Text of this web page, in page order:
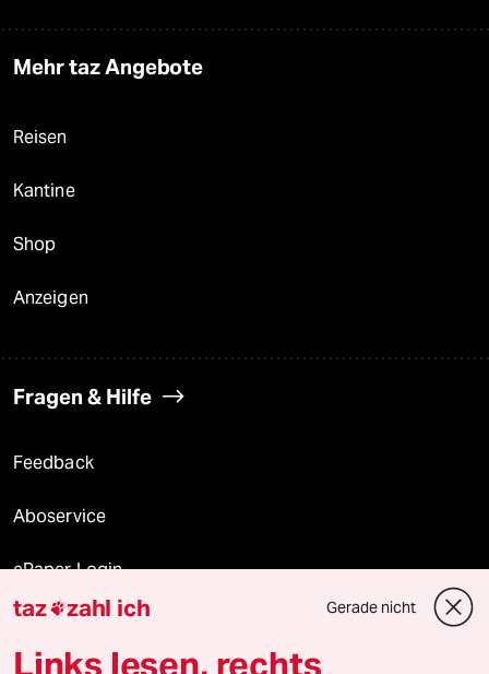
Mehr taz Angebote
Reisen
Kantine
Shop
Anzeigen
Fragen & Hilfe
Feedback
Aboservice
ePaper Login
Downloads für Abonnierende
taz zahl ich Gerade nicht
Links lesen, rechts